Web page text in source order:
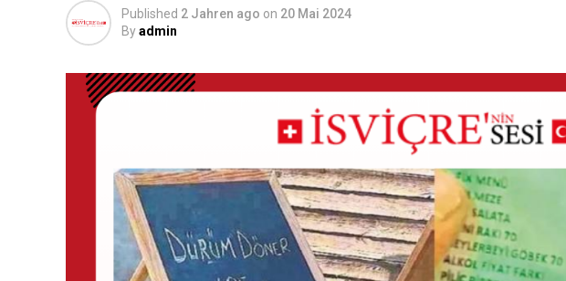
Published 2 Jahren ago on 20 Mai 2024
Byadmin